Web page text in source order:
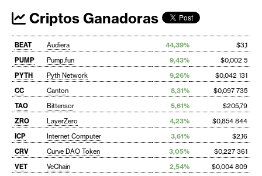
Criptos Ganadoras
BEAT Audiera 44,39%
$3,1
PUMP
Pump.fun 9,43%
$0,002 5
PYTH
Pyth Network 9,26%
$0,042 131
CC
Canton 8,31%
$0,097 735
TAO
Bittensor 5,61%
$205,79
ZRO
LayerZero 4,23%
$0,854 844
ICP
Internet Computer 3,61%
$2,16
CRV
Curve DAO Token 3,05%
$0,227 361
VET
VeChain 2,54%
$0,004 809